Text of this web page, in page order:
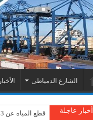
الشارع الدمياطى الأخبار
أخبار عاجلة قطع المياه عن 3 مناطق بدمياط